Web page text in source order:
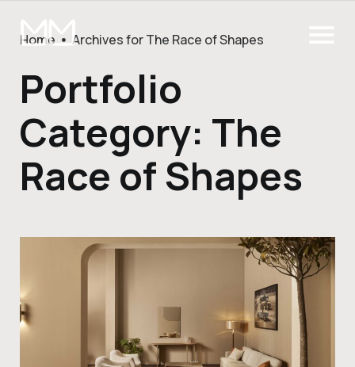
Home Archives for The Race of Shapes
Portfolio
Category: The
Race of Shapes